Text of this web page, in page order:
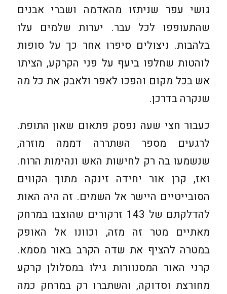
גושי עפר שניתזו מהאדמה ושברי אבנים
שהתעופפו לכל עבר. יערות שלמים עלו
בלהבות. ניצולים סיפרו אחר כך על סופות
לוהטות שחלפו ביעף על פני הקרקע, הציתו
אש בכל מקום והפכו לאפר ולאבק את כל מה
שנקרה בדרכן.
כעבור חצי שעה נפסק פתאום שאון התופת.
לרגעים מספר השתררה דממה מוזרה,
שנשמעו בה רק לחישות האש ונהימות הרוח.
ואז, קרן אור יחידה זינקה מתוך הקווים
הסובייטיים היישר אל השמים. זה היה האות
להדלקתם של 143 זרקורים שהוצבו במרחק
מאתיים מטר זה מזה, וכוונו אל האופק
במטרה להציף את שדה הקרב באור מסמא.
קרני האור המסנוורות גילו במסלולן קרקע
מחורצת וסדוקה, והשתברו רק במרחק כמה